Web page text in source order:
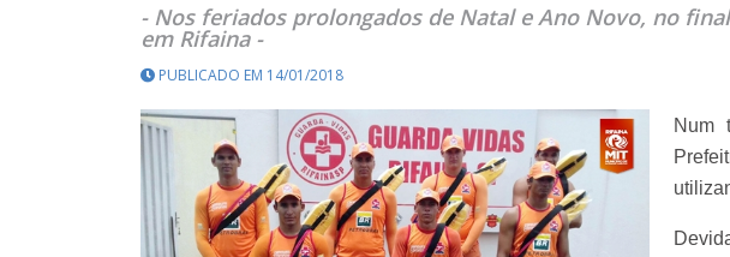
- Nos feriados prolongados de Natal e Ano Novo, no
em Rifaina -
PUBLICADO EM 14/01/2018
Num